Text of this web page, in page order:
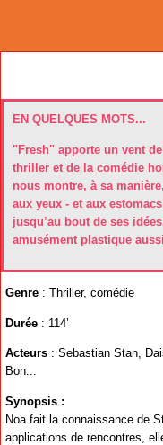
EN QUELQUES MOTS...
"Fresh" apporte un vent
thriller et de la comédie
nous montre, à sa
aux yeux - et aux
jusqu’au bout de ses
amusément plastique
Genre : Thriller, comédie
Durée : 114’
Acteurs : Sebastian Stan,
Bon...
Synopsis :
Noa fait la connaissance de
applications de rencontres,